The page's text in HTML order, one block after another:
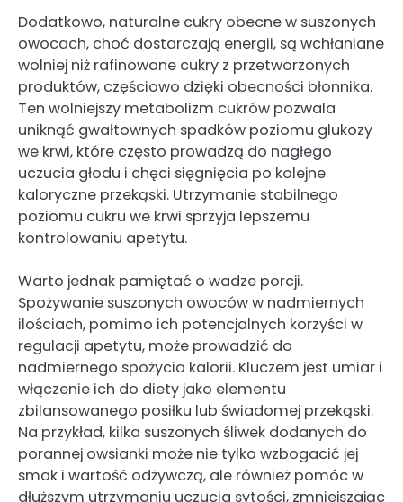
Dodatkowo, naturalne cukry obecne w suszonych
owocach, choć dostarczają energii, są wchłaniane
wolniej niż rafinowane cukry z przetworzonych
produktów, częściowo dzięki obecności błonnika.
Ten wolniejszy metabolizm cukrów pozwala
uniknąć gwałtownych spadków poziomu glukozy
we krwi, które często prowadzą do nagłego
uczucia głodu i chęci sięgnięcia po kolejne
kaloryczne przekąski. Utrzymanie stabilnego
poziomu cukru we krwi sprzyja lepszemu
kontrolowaniu apetytu.
Warto jednak pamiętać o wadze porcji.
Spożywanie suszonych owoców w nadmiernych
ilościach, pomimo ich potencjalnych korzyści w
regulacji apetytu, może prowadzić do
nadmiernego spożycia kalorii. Kluczem jest umiar i
włączenie ich do diety jako elementu
zbilansowanego posiłku lub świadomej przekąski.
Na przykład, kilka suszonych śliwek dodanych do
porannej owsianki może nie tylko wzbogacić jej
smak i wartość odżywczą, ale również pomóc w
dłuższym utrzymaniu uczucia sytości, zmniejszając